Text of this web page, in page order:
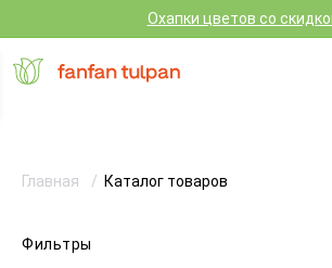
Охапки цветов со
Фильтры
Главная Каталог товаров